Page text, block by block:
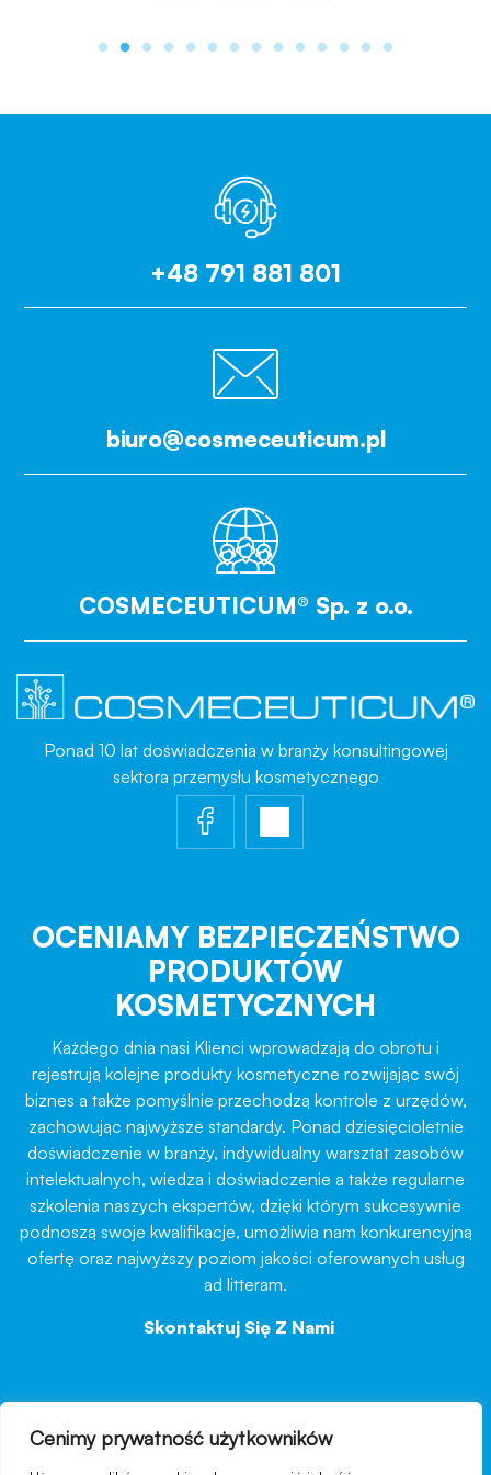
Cenimy prywatność użytkowników
+48 791 881 801
biuro@cosmeceuticum.pl
COSMECEUTICUM® Sp. z o.o.
Ponad 10 lat doświadczenia w branży konsultingowej
sektora przemysłu kosmetycznego
OCENIAMY BEZPIECZEŃSTWO
PRODUKTÓW
KOSMETYCZNYCH
Każdego dnia nasi Klienci wprowadzają do obrotu i
rejestrują kolejne produkty kosmetyczne rozwijając swój
biznes a także pomyślnie przechodzą kontrole z urzędów,
zachowując najwyższe standardy. Ponad dziesięcioletnie
doświadczenie w branży, indywidualny warsztat zasobów
intelektualnych, wiedza i doświadczenie a także regularne
szkolenia naszych ekspertów, dzięki którym sukcesywnie
podnoszą swoje kwalifikacje, umożliwia nam konkurencyjną
ofertę oraz najwyższy poziom jakości oferowanych usług
ad litteram.
Skontaktuj Się Z Nami
nawigacja